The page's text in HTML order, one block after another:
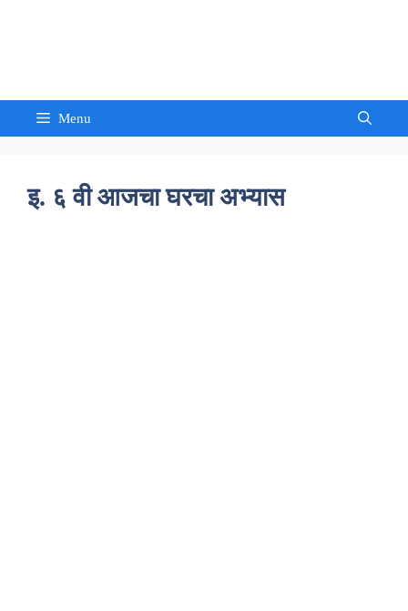
Menu
इ. ६ वी आजचा घरचा अभ्यास